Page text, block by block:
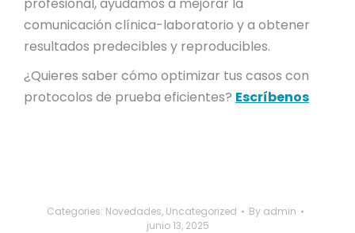
comunicación clínica-laboratorio y a obtener
resultados predecibles y reproducibles.
¿Quieres saber cómo optimizar tus casos con
protocolos de prueba eficientes? Escríbenos
Categories: Novedades, Uncategorized By admin
junio 13, 2025